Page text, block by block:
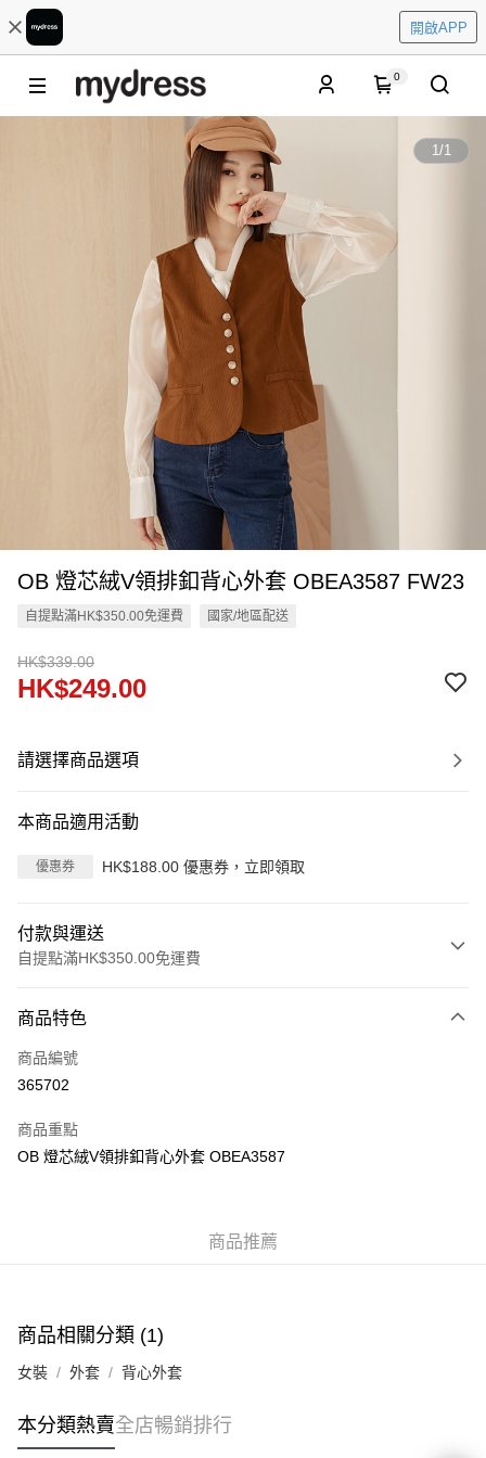
開啟APP
0
1/1
OB 燈芯絨V領排釦背心外套 OBEA3587 FW23
自提點滿HK$350.00免運費 國家/地區配送
HK$339.00
HK$249.00
請選擇商品選項
本商品適用活動
優惠券 HK$188.00 優惠券，立即領取
付款與運送
自提點滿HK$350.00免運費
信用卡
Apple Pay
PayMe
付款後順豐站及營業點
每筆HK$40.00，滿HK$350.00或以上免運費
付款後順豐合作便利店
每筆HK$40.00，滿HK$350.00或以上免運費
商品特色
商品編號
365702
商品重點
OB 燈芯絨V領排釦背心外套 OBEA3587
商品推薦
商品相關分類 (1)
女裝 外套 背心外套
本分類熱賣全店暢銷排行